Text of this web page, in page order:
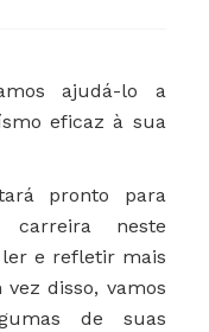
ajudá-lo a
eficaz à sua
pronto para
neste
e refletir mais
disso, vamos
de suas